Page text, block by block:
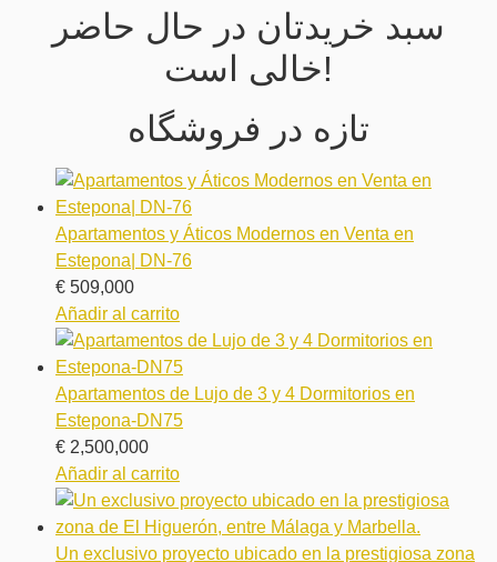
سبد خریدتان در حال حاضر
خالی است!
تازه در فروشگاه
Apartamentos y Áticos Modernos en Venta en
Estepona| DN-76
€ 509,000
Añadir al carrito
Apartamentos de Lujo de 3 y 4 Dormitorios en
Estepona-DN75
€ 2,500,000
Añadir al carrito
Un exclusivo proyecto ubicado en la prestigiosa zona